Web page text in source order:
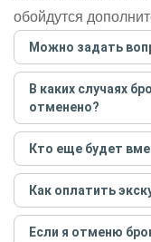
обойдутся
Можно задать
Достаточно
написать гиду.
согласуйте с
этого бронируйте
В каких случаях
отменено?
Только в случае
например, если
погоды аномально-
предупредит вас
карту. Во всех
Кто еще будет
Если экскурсия
только для вас и
экскурсии будут
условий конкретной
Как оплатить
Создайте заказ на
предоплату как
Если я отменю